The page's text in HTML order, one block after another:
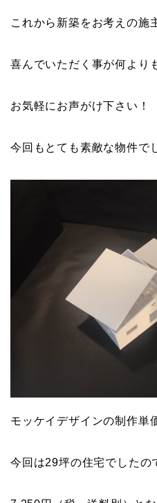
これから新築をお考えの施
喜んでいただく事が何より
お気軽にお声がけ下さい！
今回もとても素敵な物件で
モッケイデザインの制作単
今回は29坪の住宅でしたの